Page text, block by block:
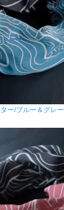
ー/ブルー＆グレー